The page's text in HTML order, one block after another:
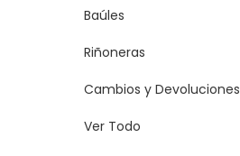
Baúles
Riñoneras
Cambios y Devoluciones
Ver Todo